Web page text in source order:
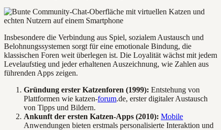
Insbesondere die Verbindung aus Spiel, sozialem Austausch und
Belohnungssystemen sorgt für eine emotionale Bindung, die
klassischen Foren weit überlegen ist. Die Loyalität wächst mit jedem
Levelaufstieg und jeder erhaltenen Auszeichnung, wie Zahlen aus
führenden Apps zeigen.
Gründung erster Katzenforen (1999): Entstehung von
Plattformen wie katzen-forum.de, erster digitaler Austausch
von Tipps und Bildern.
Ankunft der ersten Katzen-Apps (2010): Mobile
Anwendungen bieten erstmals personalisierte Interaktion und